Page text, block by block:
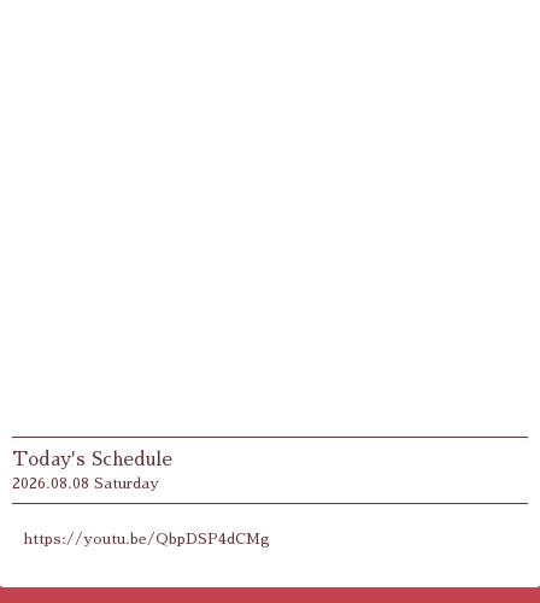
Today's Schedule
2026.08.08 Saturday
https://youtu.be/QbpDSP4dCMg